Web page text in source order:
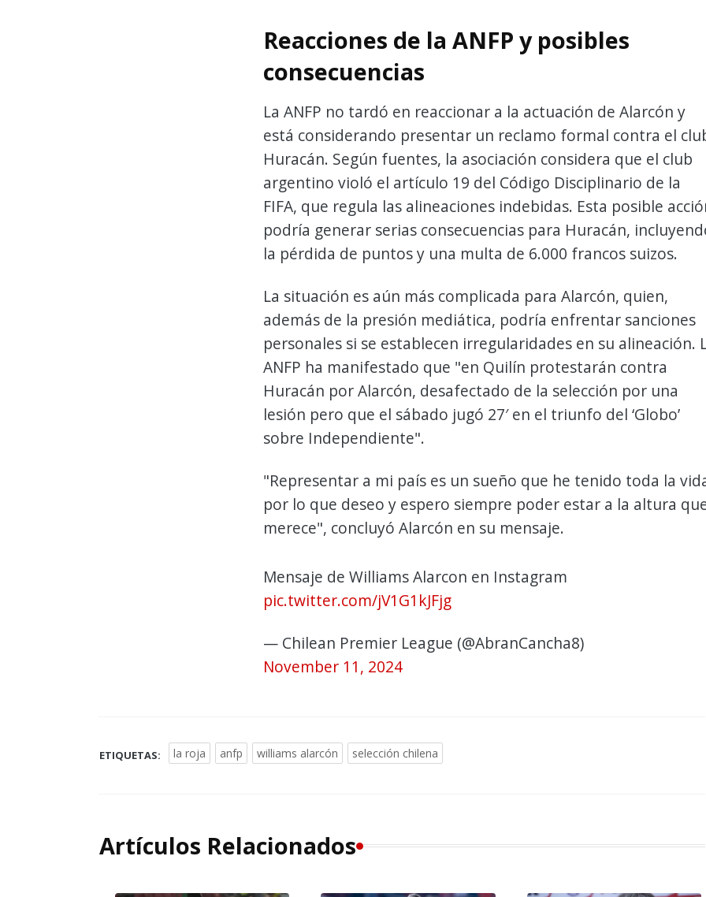
Reacciones de la ANFP y posibles
consecuencias
La ANFP no tardó en reaccionar a la actuación de Alarcón y
está considerando presentar un reclamo formal contra el
Huracán. Según fuentes, la asociación considera que el club
argentino violó el artículo 19 del Código Disciplinario de la
FIFA, que regula las alineaciones indebidas. Esta posible
podría generar serias consecuencias para Huracán,
la pérdida de puntos y una multa de 6.000 francos suizos.
La situación es aún más complicada para Alarcón, quien,
además de la presión mediática, podría enfrentar sanciones
personales si se establecen irregularidades en su alineación.
ANFP ha manifestado que "en Quilín protestarán contra
Huracán por Alarcón, desafectado de la selección por una
lesión pero que el sábado jugó 27′ en el triunfo del ‘Globo’
sobre Independiente".
"Representar a mi país es un sueño que he tenido toda la
por lo que deseo y espero siempre poder estar a la altura
merece", concluyó Alarcón en su mensaje.
Mensaje de Williams Alarcon en Instagram
pic.twitter.com/jV1G1kJFjg
— Chilean Premier League (@AbranCancha8)
November 11, 2024
ETIQUETAS: la roja anfp williams alarcón selección chilena
Artículos Relacionados